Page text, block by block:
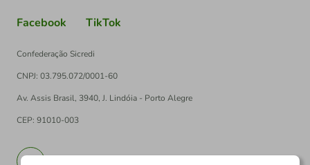
Facebook TikTok
Confederação Sicredi
CNPJ: 03.795.072/0001-60
Av. Assis Brasil, 3940, J. Lindóia - Porto Alegre
CEP: 91010-003